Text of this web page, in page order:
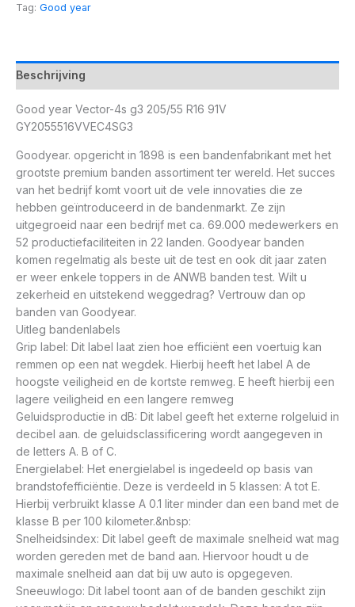
Tag: Good year
Beschrijving
Good year Vector-4s g3 205/55 R16 91V
GY2055516VVEC4SG3
Goodyear. opgericht in 1898 is een bandenfabrikant met het
grootste premium banden assortiment ter wereld. Het succes
van het bedrijf komt voort uit de vele innovaties die ze
hebben geïntroduceerd in de bandenmarkt. Ze zijn
uitgegroeid naar een bedrijf met ca. 69.000 medewerkers en
52 productiefaciliteiten in 22 landen. Goodyear banden
komen regelmatig als beste uit de test en ook dit jaar zaten
er weer enkele toppers in de ANWB banden test. Wilt u
zekerheid en uitstekend weggedrag? Vertrouw dan op
banden van Goodyear.
Uitleg bandenlabels
Grip label: Dit label laat zien hoe efficiënt een voertuig kan
remmen op een nat wegdek. Hierbij heeft het label A de
hoogste veiligheid en de kortste remweg. E heeft hierbij een
lagere veiligheid en een langere remweg
Geluidsproductie in dB: Dit label geeft het externe rolgeluid in
decibel aan. de geluidsclassificering wordt aangegeven in
de letters A. B of C.
Energielabel: Het energielabel is ingedeeld op basis van
brandstofefficiëntie. Deze is verdeeld in 5 klassen: A tot E.
Hierbij verbruikt klasse A 0.1 liter minder dan een band met de
klasse B per 100 kilometer.&nbsp:
Snelheidsindex: Dit label geeft de maximale snelheid wat mag
worden gereden met de band aan. Hiervoor houdt u de
maximale snelheid aan dat bij uw auto is opgegeven.
Sneeuwlogo: Dit label toont aan of de banden geschikt zijn